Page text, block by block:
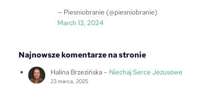
— Piesniobranie (@piesniobranie)
March 13, 2024
Najnowsze komentarze na stronie
Halina Brzezińska– Niechaj Serce Jezusowe
23 marca, 2025